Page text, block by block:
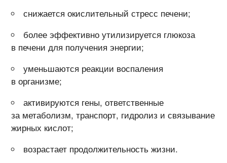
снижается окислительный стресс печени;
более эффективно утилизируется глюкоза
в печени для получения энергии;
уменьшаются реакции воспаления
в организме;
активируются гены, ответственные
за метаболизм, транспорт, гидролиз и связывание
жирных кислот;
возрастает продолжительность жизни.